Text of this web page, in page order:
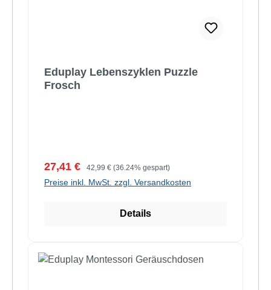
Eduplay Lebenszyklen Puzzle
Frosch
Verkaufspreis:
27,41 € Regulärer Preis:
42,99 € (36.24% gespart)
Preise inkl. MwSt. zzgl. Versandkosten
Details